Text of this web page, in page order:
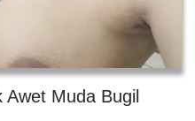
Awet Muda Bugil